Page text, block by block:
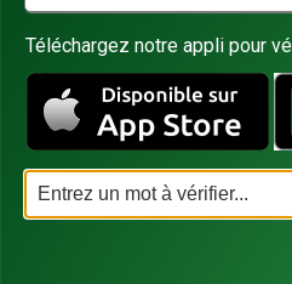
Téléchargez notre appli pour